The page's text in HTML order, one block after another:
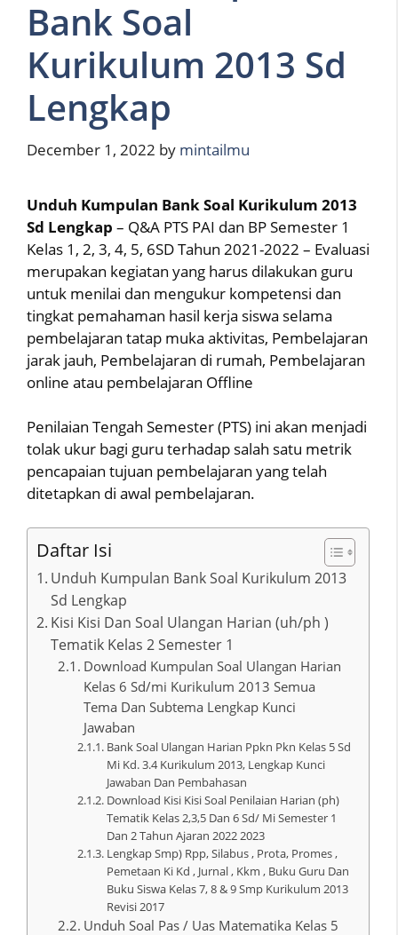
Bank Soal
Kurikulum 2013 Sd
Lengkap
December 1, 2022 by mintailmu
Unduh Kumpulan Bank Soal Kurikulum 2013
Sd Lengkap – Q&A PTS PAI dan BP Semester 1
Kelas 1, 2, 3, 4, 5, 6SD Tahun 2021-2022 – Evaluasi
merupakan kegiatan yang harus dilakukan guru
untuk menilai dan mengukur kompetensi dan
tingkat pemahaman hasil kerja siswa selama
pembelajaran tatap muka aktivitas, Pembelajaran
jarak jauh, Pembelajaran di rumah, Pembelajaran
online atau pembelajaran Offline
Penilaian Tengah Semester (PTS) ini akan menjadi
tolak ukur bagi guru terhadap salah satu metrik
pencapaian tujuan pembelajaran yang telah
ditetapkan di awal pembelajaran.
Daftar Isi
Unduh Kumpulan Bank Soal Kurikulum 2013
Sd Lengkap
Kisi Kisi Dan Soal Ulangan Harian (uh/ph )
Tematik Kelas 2 Semester 1
Download Kumpulan Soal Ulangan Harian
Kelas 6 Sd/mi Kurikulum 2013 Semua
Tema Dan Subtema Lengkap Kunci
Jawaban
Bank Soal Ulangan Harian Ppkn Pkn Kelas 5 Sd
Mi Kd. 3.4 Kurikulum 2013, Lengkap Kunci
Jawaban Dan Pembahasan
Download Kisi Kisi Soal Penilaian Harian (ph)
Tematik Kelas 2,3,5 Dan 6 Sd/ Mi Semester 1
Dan 2 Tahun Ajaran 2022 2023
Lengkap Smp) Rpp, Silabus , Prota, Promes ,
Pemetaan Ki Kd , Jurnal , Kkm , Buku Guru Dan
Buku Siswa Kelas 7, 8 & 9 Smp Kurikulum 2013
Revisi 2017
Unduh Soal Pas / Uas Matematika Kelas 5